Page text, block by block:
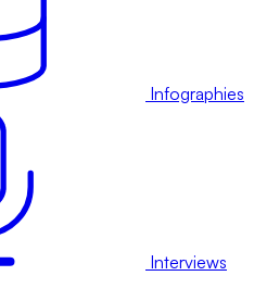
Infographies
Interviews